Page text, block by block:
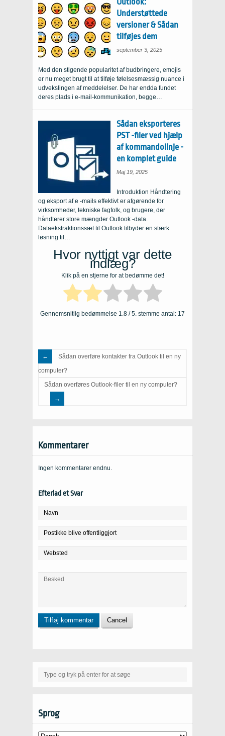
Understøttede
versioner & Sådan
tilføjes dem
september 3, 2025
Med den stigende popularitet af budbringere, emojis
er nu meget brugt til at tilføje følelsesmæssig nuance i
udvekslingen af ​​meddelelser. De har endda fundet
deres plads i e-mail-kommunikation, begge…
Sådan eksporteres
PST -filer ved hjælp
af kommandolinje -
en komplet guide
Maj 19, 2025
Introduktion Håndtering
og eksport af e -mails effektivt er afgørende for
virksomheder, tekniske fagfolk, og brugere, der
håndterer store mængder Outlook -data.
Dataekstraktionssæt til Outlook tilbyder en stærk
løsning til…
Hvor nyttigt var dette
indlæg?
Klik på en stjerne for at bedømme det!
Gennemsnitlig bedømmelse 1.8 / 5. stemme antal: 17
Sådan overføre kontakter fra Outlook til en ny
computer?
Sådan overføres Outlook-filer til en ny computer?
Kommentarer
Ingen kommentarer endnu.
Efterlad et Svar
Sprog